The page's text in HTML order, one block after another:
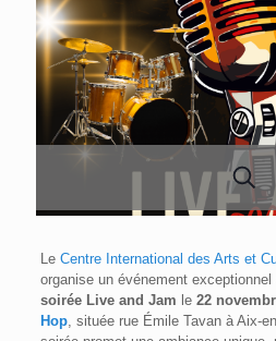
Le Centre International des Arts et
organise un événement
soirée Live and Jam le 22
Hop, située rue Émile Tavan à Aix-